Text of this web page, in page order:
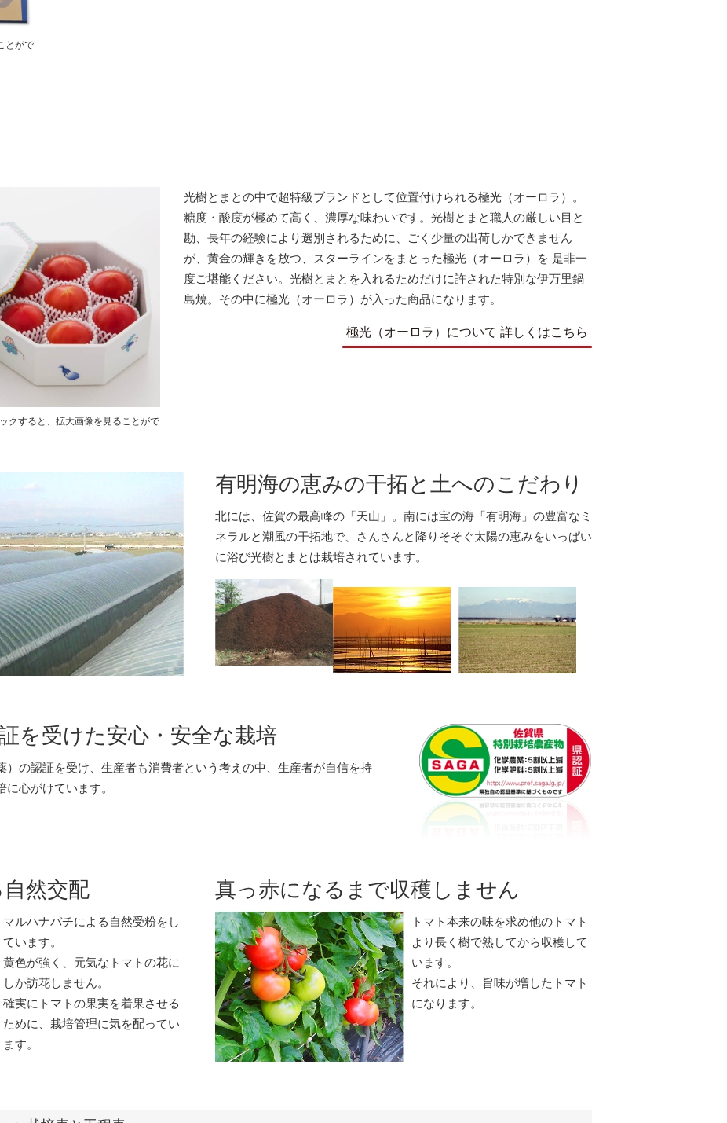
とがで
クすると、拡大画像を見ることがで
光樹とまとの中で超特級ブランドとして位置付けられる極光（オーロラ）。
糖度・酸度が極めて高く、濃厚な味わいです。光樹とまと職人の厳しい目と
勘、長年の経験により選別されるために、ごく少量の出荷しかできません
が、黄金の輝きを放つ、スターラインをまとった極光（オーロラ）を 是非一
度ご堪能ください。光樹とまとを入れるためだけに許された特別な伊万里鍋
島焼。その中に極光（オーロラ）が入った商品になります。
極光（オーロラ）について 詳しくはこちら
有明海の恵みの干拓と土へのこだわり
北には、佐賀の最高峰の「天山」。南には宝の海「有明海」の豊富なミ
ネラルと潮風の干拓地で、さんさんと降りそそぐ太陽の恵みをいっぱい
に浴び光樹とまとは栽培されています。
を受けた安心・安全な栽培
）の認証を受け、生産者も消費者という考えの中、生産者が自信を持
心がけています。
然交配
マルハナバチによる自然受粉をし
ています。
黄色が強く、元気なトマトの花に
しか訪花しません。
確実にトマトの果実を着果させる
ために、栽培管理に気を配ってい
ます。
真っ赤になるまで収穫しません
トマト本来の味を求め他のトマト
より長く樹で熟してから収穫して
います。
それにより、旨味が増したトマト
になります。